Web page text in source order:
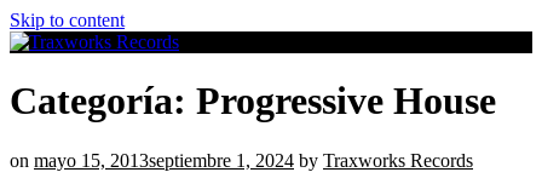
Skip to content
Traxworks Records
Independent Electronic Music Label
Categoría: Progressive House
on mayo 15, 2013septiembre 1, 2024 by Traxworks Records